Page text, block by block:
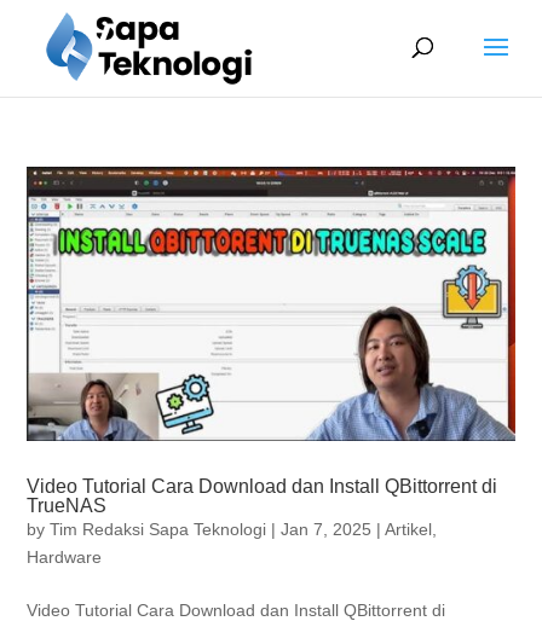
Video Tutorial Cara Download dan Install QBittorrent di
TrueNAS
byTim Redaksi Sapa Teknologi |Jan 7, 2025 |Artikel
Hardware
Video Tutorial Cara Download dan Install QBittorrent di